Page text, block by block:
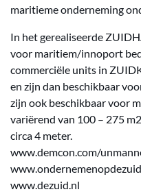
maritieme onderneming
In het gerealiseerde
voor maritiem/innoport
commerciële units in
en zijn dan beschikbaar
zijn ook beschikbaar voor
variërend van 100 – 275
circa 4 meter.
www.demcon.com/
www.dezuid.nl